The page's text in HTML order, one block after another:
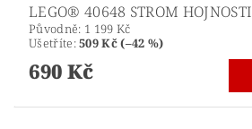
LEGO® 40648 STROM HOJNOSTI
Původně: 1 199 Kč
Ušetříte:509 Kč (–42 %)
690 Kč